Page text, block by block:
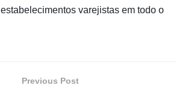
varejistas em todo o
Previous Post